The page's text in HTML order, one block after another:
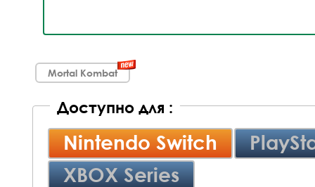
Mortal Kombat
Доступно для :
Nintendo Switch
XBOX Series